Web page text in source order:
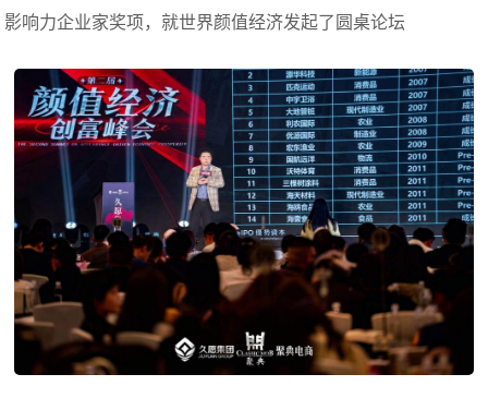
影响力企业家奖项，就世界颜值经济发起了圆桌论坛